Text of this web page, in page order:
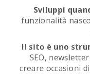
Sviluppi
funzionalità
Il sito è uno
SEO,
creare occasioni